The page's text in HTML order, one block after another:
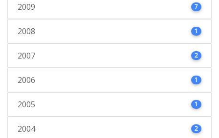
2009 7
2008 1
2007 2
2006 1
2005 1
2004 2